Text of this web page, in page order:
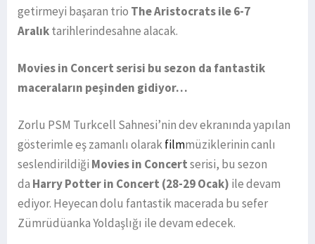
getirmeyi başaran trio The Aristocrats ile 6-7
Aralıktarihlerindesahne alacak.
Movies in Concert serisi bu sezon da fantastik
maceraların peşinden gidiyor…
Zorlu PSM Turkcell Sahnesi’nin dev ekranında yapılan
gösterimle eş zamanlı olarakfilmmüziklerinin canlı
seslendirildiği Movies in Concertserisi, bu sezon
da Harry Potter in Concert (28-29 Ocak) ile devam
ediyor. Heyecan dolu fantastik macerada bu sefer
Zümrüdüanka Yoldaşlığı ile devam edecek.